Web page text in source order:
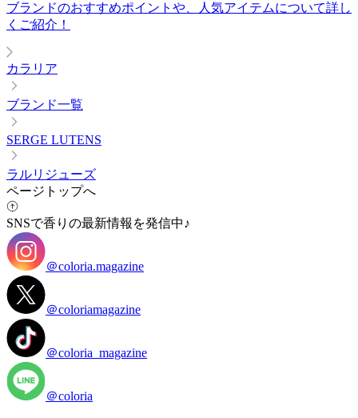
ブランドのおすすめポイントや、人気アイテムについて詳し
くご紹介！
カラリア
ブランド一覧
SERGE LUTENS
ラルリジューズ
ページトップへ
SNSで香りの最新情報を発信中♪
＠coloria.magazine
＠coloriamagazine
＠coloria_magazine
＠coloria